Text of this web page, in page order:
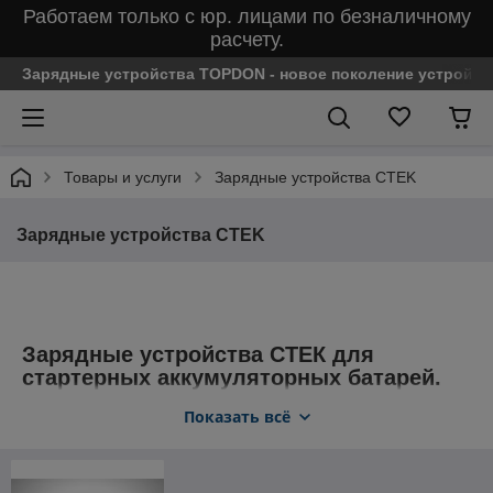
Работаем только с юр. лицами по безналичному
расчету.
Зарядные устройства TOPDON - новое поколение
Товары и услуги Зарядные устройства CTEK
Зарядные устройства CTEK
Зарядные устройства СТЕК для
стартерных аккумуляторных батарей.
Любая свинцово-кислотная батарея имеет свойство
или нет, заряд будет уходить. Таким образом, практически
Показать всё